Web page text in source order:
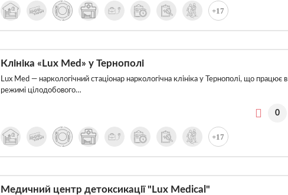
+17
Клініка «Lux Med» у Тернополі
Lux Med — наркологічний стаціонар наркологічна клініка у Тернополі, що працює в
режимі цілодобового…
0
+17
Медичний центр детоксикації "Lux Medical"